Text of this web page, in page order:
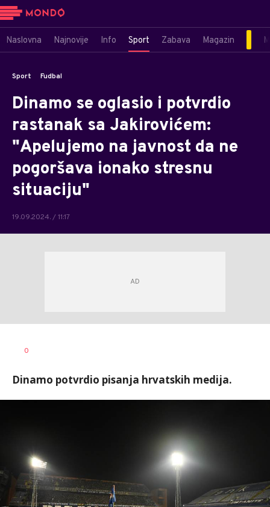
Naslovna Najnovije Info Sport Zabava Magazin
Sport Fudbal
Dinamo se oglasio i potvrdio
rastanak sa Jakirovićem:
"Apelujemo na javnost da ne
pogoršava ionako stresnu
situaciju"
19.09.2024. / 11:17
AUTOR
0
Dinamo potvrdio pisanja hrvatskih medija.